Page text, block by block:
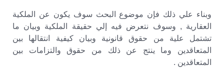
وبناء علي ذلك فإن موضوع البحث سوف يكون عن الملكية
العقارية , وسوف نتعرض فيه إلي حقيقة الملكية وبيان ما
تشتمل علية من حقوق قانونية وبيان كيفية انتقالها بين
المتعاقدين وما ينتج عن ذلك من حقوق والتزامات بين
المتعاقدين .